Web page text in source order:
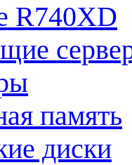
R740XD
память
диски